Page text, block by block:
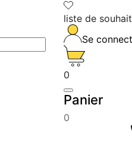
liste de
Se
0
Panier
0